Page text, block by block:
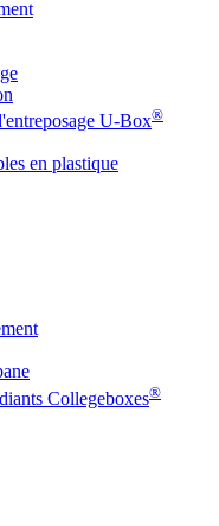
U-Box®
en plastique
Collegeboxes®